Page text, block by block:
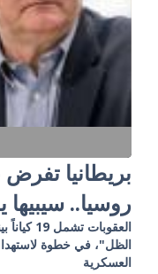
بريطانيا
روسيا.. سيبيها
الظل"، في خطوة
العسكرية